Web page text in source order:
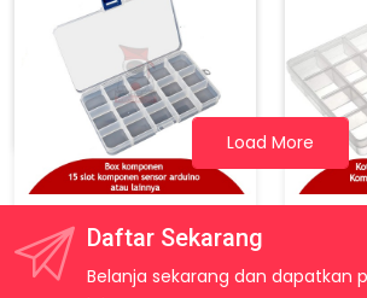
Rp. 145.000 Rp.
Rp. 15.000
Load More
Daftar Sekarang
Belanja sekarang dan dapatkan